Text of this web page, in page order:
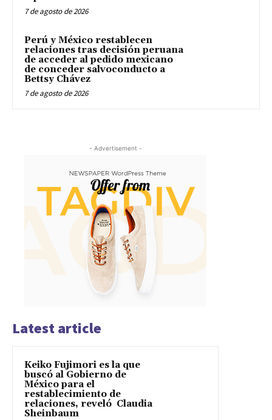
7 de agosto de 2026
Perú y México restablecen
relaciones tras decisión peruana
de acceder al pedido mexicano
de conceder salvoconducto a
Bettsy Chávez
7 de agosto de 2026
- Advertisement -
Latest article
Keiko Fujimori es la que
buscó al Gobierno de
México para el
restablecimiento de
relaciones, reveló Claudia
Sheinbaum